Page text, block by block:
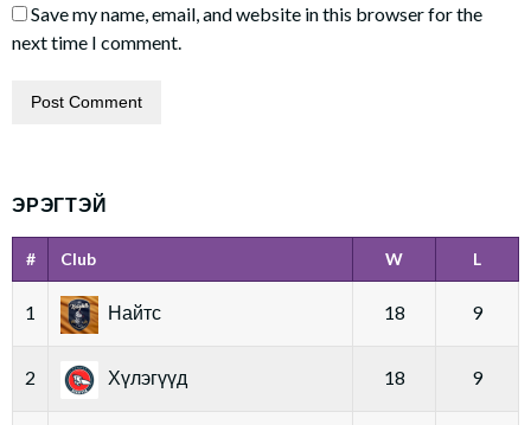
Save my name, email, and website in this browser for the
next time I comment.
ЭРЭГТЭЙ
# Club W L
1 Найтс 18 9
2 Хүлэгүүд 18 9